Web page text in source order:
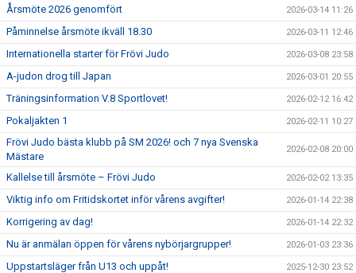
Årsmöte 2026 genomfört 2026-03-14 11:26
Påminnelse årsmöte ikväll 18.30 2026-03-11 12:46
Internationella starter för Frövi Judo 2026-03-08 23:58
A-judon drog till Japan 2026-03-01 20:55
Träningsinformation V.8 Sportlovet! 2026-02-12 16:42
Pokaljakten 1 2026-02-11 10:27
Frövi Judo bästa klubb på SM 2026! och 7 nya Svenska
Mästare
2026-02-08 20:00
Kallelse till årsmöte – Frövi Judo 2026-02-02 13:35
Viktig info om Fritidskortet inför vårens avgifter! 2026-01-14 22:38
Korrigering av dag! 2026-01-14 22:32
Nu är anmälan öppen för vårens nybörjargrupper! 2026-01-03 23:36
Uppstartsläger från U13 och uppåt! 2025-12-30 23:52